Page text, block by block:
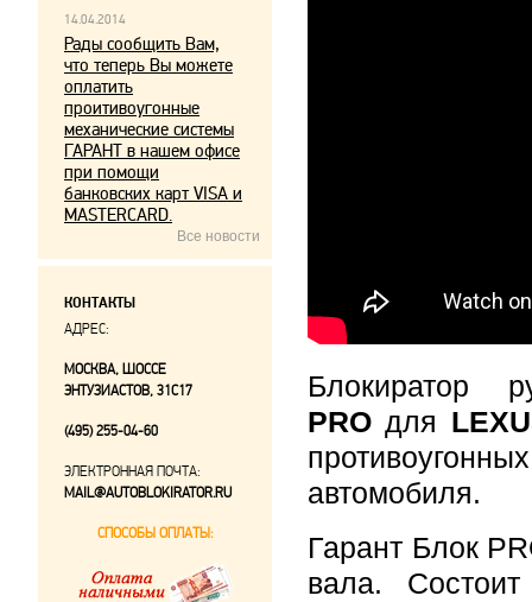
PRO для
автомобиля.
Гарант Блок
вала.
14.04.2014
Рады сообщить Вам,
что теперь Вы можете
оплатить
проитивоугонные
механические системы
ГАРАНТ в нашем офисе
при помощи
банковских карт VISA и
MASTERCARD.
Все новости
КОНТАКТЫ
АДРЕС:
МОСКВА, ШОССЕ
ЭНТУЗИАСТОВ, 31С17
(495) 255-04-60
ЭЛЕКТРОННАЯ ПОЧТА:
MAIL@AUTOBLOKIRATOR.RU
СПОСОБЫ ОПЛАТЫ: